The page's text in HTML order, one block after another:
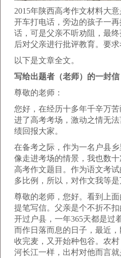
2015年陕西高考作文材料大
开车打电话，旁边的孩子一
话，可是父亲不听劝阻，最
后对父亲进行批评教育。要求
以下是文章全文。
写给出题者（老师）的一封信
尊敬的老师：
您好，在经历十多年千辛万
进了高考考场，激动之情无
绩回报大家。
在备考之际，作为一名户县
像走进考场的情景，我也数
高考作文题目。作为语文考
多比例，所以，对作文我等是
尊敬的老师，您好。看到上
提笔写信。父亲是个不折不
开过户县，一年365天都是过
而作日落而息的日子，最近，
收完麦，又开始种包谷。农
河长江一样，出村对他而言